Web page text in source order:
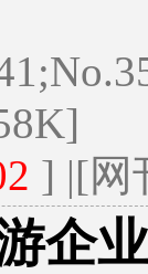
] |[网
企